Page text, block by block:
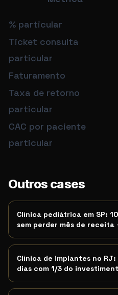
% particular
Ticket consulta
particular
Faturamento
Taxa de retorno
particular
CAC por paciente
particular
Termos de busca
Outros cases
Clínica pediátrica em SP:
sem perder mês de receita
Clínica de implantes no
dias com 1/3 do